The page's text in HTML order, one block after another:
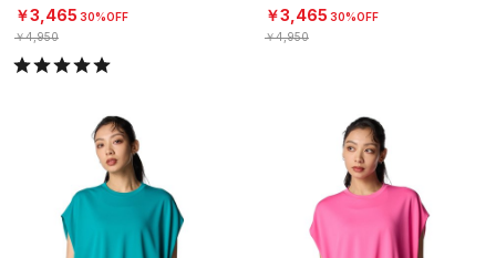
N）
￥3,465 30%OFF
￥4,950
N）
￥3,465 30%OFF
￥4,950